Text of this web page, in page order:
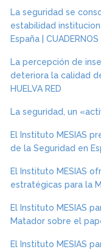
La seguridad se
estabilidad
España | CUADERNOS
La percepción de
deteriora la calidad
HUELVA RED
La seguridad, un
El Instituto MESIAS
de la Seguridad en
El Instituto MESIAS
estratégicas para la
El Instituto MESIAS
Matador sobre el
El Instituto MESIAS